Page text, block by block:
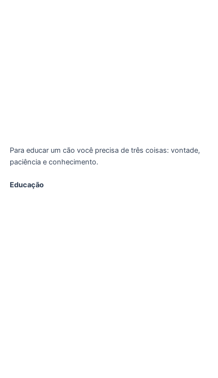
Para educar um cão você precisa de três coisas: vontade,
paciência e conhecimento.
Educação